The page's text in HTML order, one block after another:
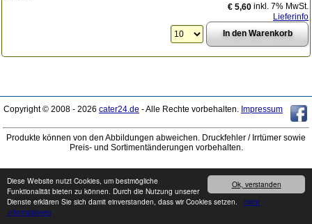
Ok, verstanden
Diese Website nutzt Cookies, um bestmögliche
Funktionalität bieten zu können. Durch die Nutzung unserer
Dienste erklären Sie sich damit einverstanden, dass wir Cookies setzen. mehr
Informationen
€ 5,60 inkl. 7% MwSt.
Lieferinfo
Copyright © 2008 - 2026 cater24.de - Alle Rechte vorbehalten. Impressum
Produkte können von den Abbildungen abweichen. Druckfehler / Irrtümer sowie
Preis- und Sortimentänderungen vorbehalten.